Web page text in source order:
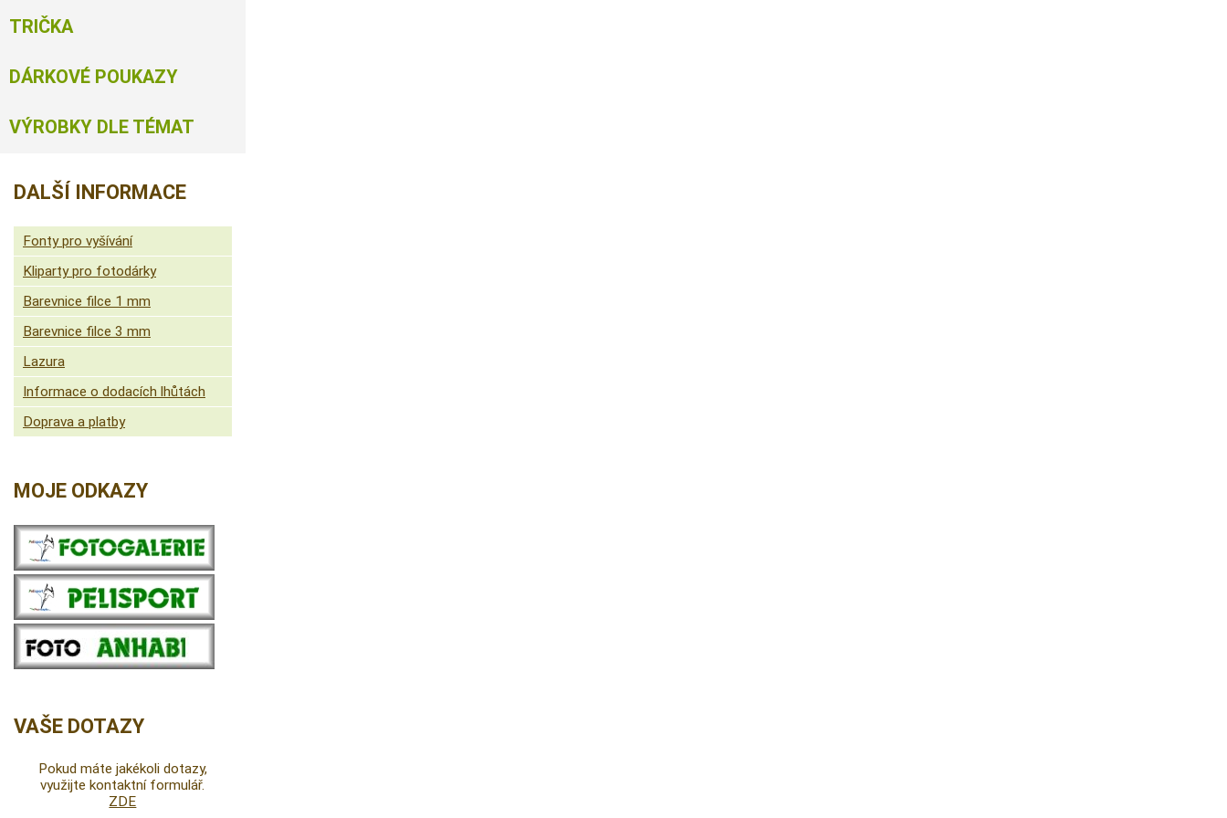
TRIČKA
DÁRKOVÉ POUKAZY
VÝROBKY DLE TÉMAT
DALŠÍ INFORMACE
Fonty pro vyšívání
Kliparty pro fotodárky
Barevnice filce 1 mm
Barevnice filce 3 mm
Lazura
Informace o dodacích lhůtách
Doprava a platby
MOJE ODKAZY
VAŠE DOTAZY
Pokud máte jakékoli dotazy,
využijte kontaktní formulář.
ZDE